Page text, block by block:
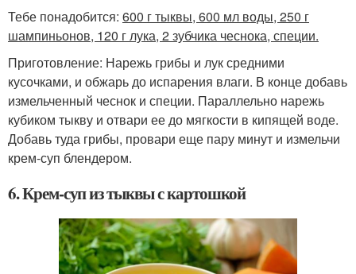
Тебе понадобится: 600 г тыквы, 600 мл воды, 250 г
шампиньонов, 120 г лука, 2 зубчика чеснока, специи.
Приготовление: Нарежь грибы и лук средними
кусочками, и обжарь до испарения влаги. В конце добавь
измельченный чеснок и специи. Параллельно нарежь
кубиком тыкву и отвари ее до мягкости в кипящей воде.
Добавь туда грибы, провари еще пару минут и измельчи
крем-суп блендером.
6. Крем-суп из тыквы с картошкой